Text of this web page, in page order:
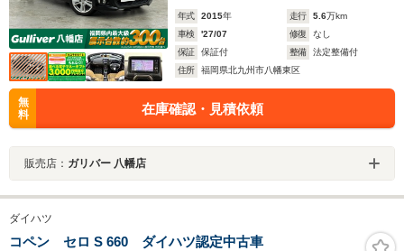
年式 2015年 走行 5.6万km
車検
'27/07 修復
なし
保証
保証付 整備
法定整備付
住所
福岡県北九州市八幡東区
無
料
在庫確認・見積依頼
販売店： ガリバー 八幡店
ダイハツ
コペン セロ S 660 ダイハツ認定中古車